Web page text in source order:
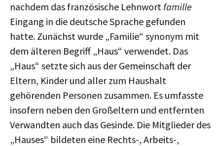
nachdem das französische Lehnwort famille
Eingang in die deutsche Sprache gefunden
hatte. Zunächst wurde „Familie“ synonym mit
dem älteren Begriff „Haus“ verwendet. Das
„Haus“ setzte sich aus der Gemeinschaft der
Eltern, Kinder und aller zum Haushalt
gehörenden Personen zusammen. Es umfasste
insofern neben den Großeltern und entfernten
Verwandten auch das Gesinde. Die Mitglieder des
„Hauses“ bildeten eine Rechts-, Arbeits-,